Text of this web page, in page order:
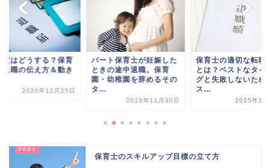
度はどうする？保育
退職の伝え方＆動き
2020年12月25日
パート保育士が妊娠した
ときの途中退職。保育
園・幼稚園を辞めるその
タ...
2018年11月30日
保育士の適切な転職
とは？ベストなタイ
グと失敗しないため
ス...
2025年12
保育士のスキルアップ目標の立て方